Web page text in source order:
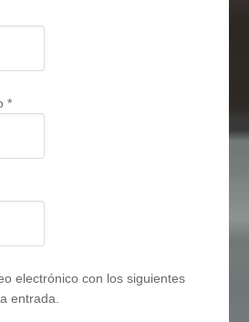
*
electrónico con los siguientes
entrada.